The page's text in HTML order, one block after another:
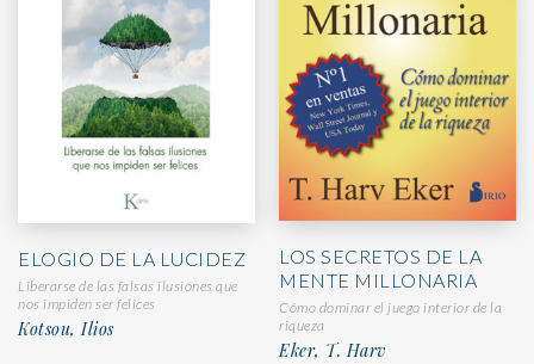
ELOGIO DE LA LUCIDEZ
Liberarse de las falsas ilusiones que
nos impiden ser felices
Kotsou, Ilios
LOS SECRETOS DE LA
MENTE MILLONARIA
Cómo dominar el juego interior de la
riqueza
Eker, T. Harv